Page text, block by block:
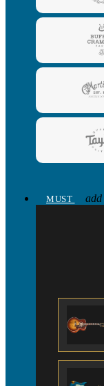
MUST
add